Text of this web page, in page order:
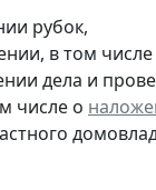
рубок,
в том
дела и
числе о